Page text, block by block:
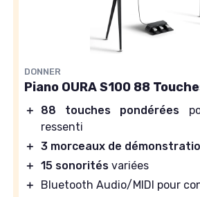
DONNER
Piano OURA S100 88
＋ 88 touches pondérées
ressenti
＋ 3 morceaux de
＋ 15 sonorités variées
＋
Bluetooth Audio/MIDI pour